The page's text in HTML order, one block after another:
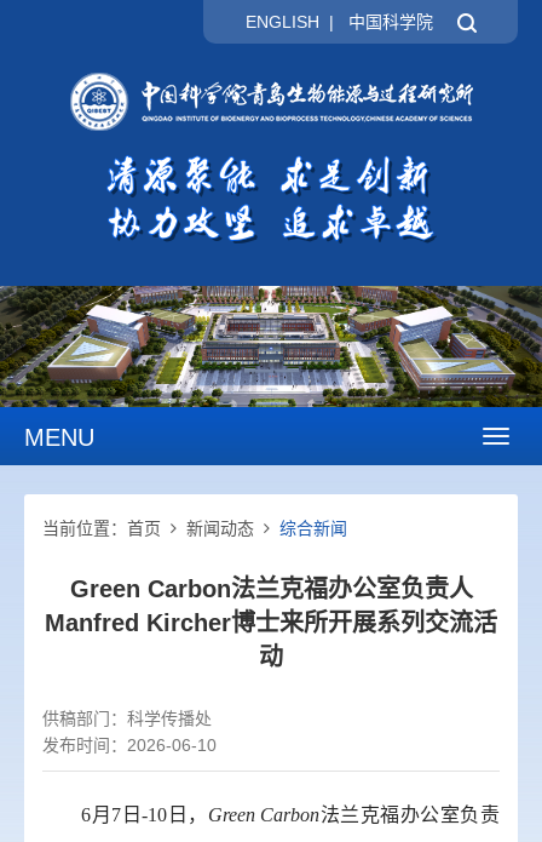
ENGLISH | 中国科学院
MENU
当前位置： 首页 新闻动态 综合新闻
Green Carbon法兰克福办公室负责人
Manfred Kircher博士来所开展系列交流活
动
供稿部门： 科学传播处
发布时间：2026-06-10
6月 7 日-10 日， Green Carbon法兰克福办公室负责